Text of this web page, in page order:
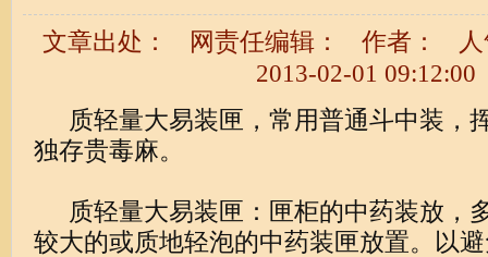
文章出处： 网责任编辑： 作者：
2013-02-01 09:12:00
质轻量大易装匣，常用普通斗中装，
独存贵毒麻。
质轻量大易装匣：匣柜的中药装放，
较大的或质地轻泡的中药装匣放置。以